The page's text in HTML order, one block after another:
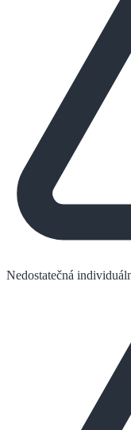
Nedostatečná